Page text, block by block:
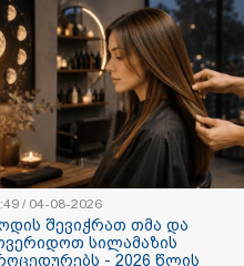
მოხდეს, ეს
ისეთი
უნდა
შფოთვა
- დედა
10:49 / 04-08-
როდის
აგვისტოს
გზამკვლევი
/ 04-08-2026
შევიჭრათ თმა და
სილამაზის
- 2026 წლის